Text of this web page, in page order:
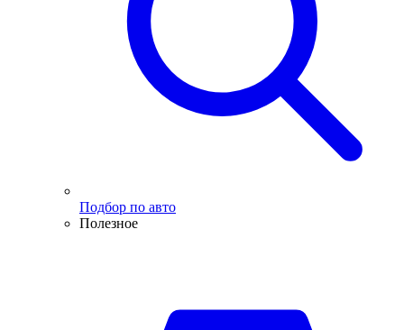
Подбор по авто
Полезное